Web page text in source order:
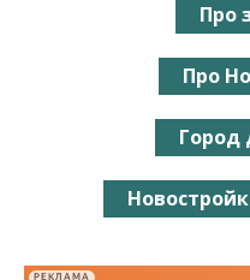
Про
Про
Город
РЕКЛАМА